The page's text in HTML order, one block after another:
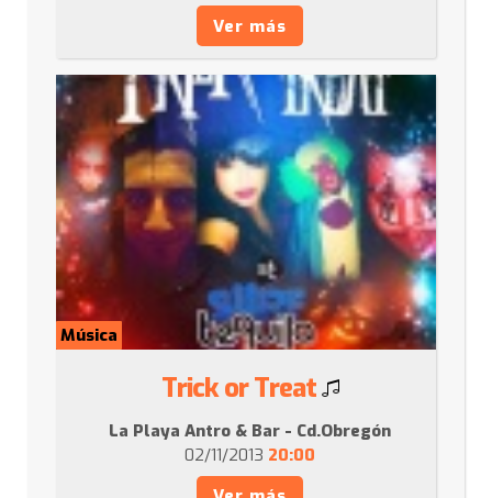
Ver más
Música
Trick or Treat
La Playa Antro & Bar - Cd.Obregón
02/11/2013 20:00